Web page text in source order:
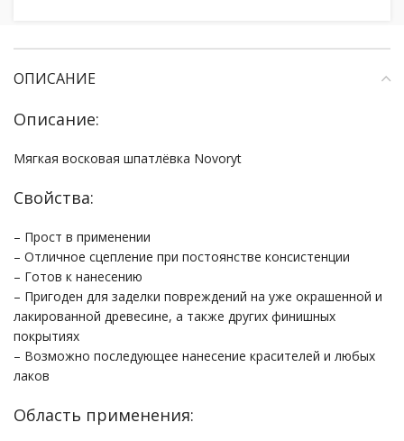
ОПИСАНИЕ
Описание:
Мягкая восковая шпатлёвка Novoryt
Свойства:
– Прост в применении
– Отличное сцепление при постоянстве консистенции
– Готов к нанесению
– Пригоден для заделки повреждений на уже окрашенной и
лакированной древесине, а также других финишных
покрытиях
– Возможно последующее нанесение красителей и любых
лаков
Область применения: